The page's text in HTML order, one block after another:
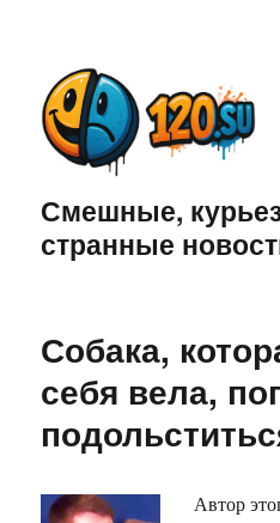
Смешные,
странные
Собака,
себя вела,
Автор